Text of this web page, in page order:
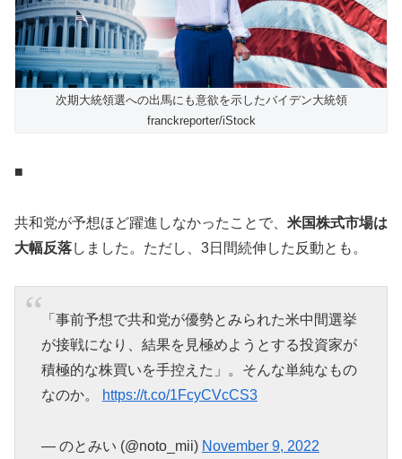
次期大統領選への出馬にも意欲を示したバイデン大統領
franckreporter/iStock
■
共和党が予想ほど躍進しなかったことで、 米国株式市場は
大幅反落しました。ただし、3日間続伸した反動とも。
「事前予想で共和党が優勢とみられた米中間選挙
が接戦になり、結果を見極めようとする投資家が
積極的な株買いを手控えた」。そんな単純なもの
なのか。
https://t.co/1FcyCVcCS3
— のとみい (@noto_mii) November 9, 2022